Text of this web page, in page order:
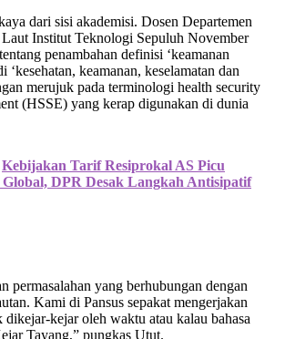
dari sisi akademisi. Dosen Departemen
Institut Teknologi Sepuluh November
penambahan definisi ‘keamanan
‘kesehatan, keamanan, keselamatan dan
merujuk pada terminologi health security
(HSSE) yang kerap digunakan di dunia
Kebijakan Tarif Resiprokal AS Picu
Global, DPR Desak Langkah Antisipatif
permasalahan yang berhubungan dengan
Kami di Pansus sepakat mengerjakan
kejar oleh waktu atau kalau bahasa
Tayang,” pungkas Utut.